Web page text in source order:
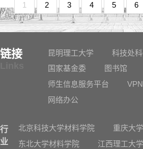
1 2 3 4 5 6
链接 昆明理工大学
科技处
国家基金委
图书馆
师生信息服务平台
网络办公
行
业
北京科技大学材料学院
重庆大
东北大学材料学院
江西理工大